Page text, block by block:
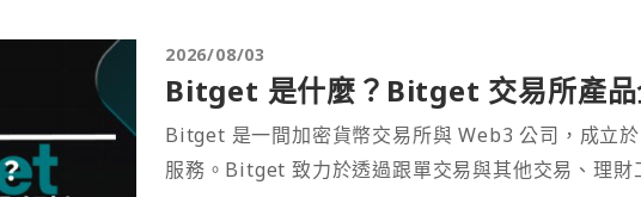
2026/08/03
Bitget 是什麼？Bitget 交易所產品
Bitget 是一間加密貨幣交易所與 Web3 公司，成立
服務。Bitget 致力於透過跟單交易與其他交易、理